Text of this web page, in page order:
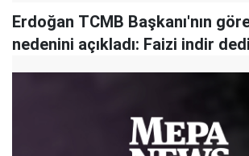
Erdoğan TCMB Başkanı'nın
nedenini açıkladı: Faizi indir